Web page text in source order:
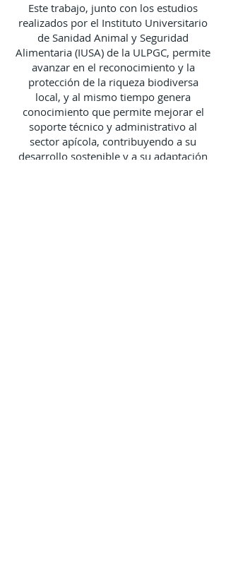
Este trabajo, junto con los estudios
realizados por el Instituto Universitario
de Sanidad Animal y Seguridad
Alimentaria (IUSA) de la ULPGC, permite
avanzar en el reconocimiento y la
protección de la riqueza biodiversa
local, y al mismo tiempo genera
conocimiento que permite mejorar el
soporte técnico y administrativo al
sector apícola, contribuyendo a su
desarrollo sostenible y a su adaptación